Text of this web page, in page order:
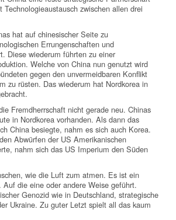
zwischen allen drei
hat auf chinesischer Seite zu
Errungenschaften und
Diese wiederum führten zu einer
Welche von China nun genutzt wird
gegen den unvermeidbaren Konflikt
zu rüsten. Das wiederum hat Nordkorea in
Fremdherrschaft nicht gerade neu. Chinas
in Nordkorea vorhanden. Als dann das
China besiegte, nahm es sich auch Korea.
Abwürfen der US Amerikanischen
nahm sich das US Imperium den Süden
wie die Luft zum atmen. Es ist ein
die eine oder andere Weise geführt.
Genozid wie in Deutschland, strategische
Ukraine. Zu guter Letzt spielt all das kaum